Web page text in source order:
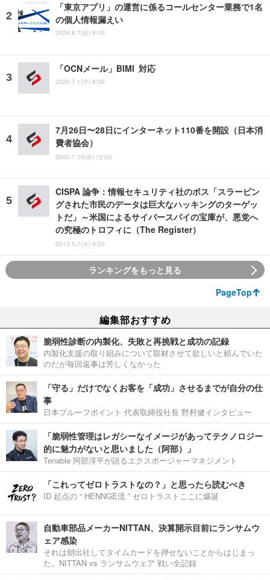
「東京アプリ」の運営に係るコールセンター業務で1名
の個人情報漏えい
2026.8.7(金) 8:05
「OCNメール」BIMI 対応
2026.7.1(水) 8:00
7月26日〜28日にインターネット110番を開設（日本消
費者協会）
2000.7.19(水) 12:00
CISPA 論争：情報セキュリティ社のボス「スラーピン
グされた市民のデータは巨大なハッキングのターゲッ
トだ」～米国によるサイバースパイの宝庫が、悪党へ
の究極のトロフィに（The Register）
2013.5.7(火) 8:30
ランキングをもっと見る
PageTop
編集部おすすめ
脆弱性診断の内製化、失敗と再挑戦と成功の記録
内製化支援の取り組みについて取材させて欲しいと頼んでいた
のだが毎回返事は芳しくなかった
「守る」だけでなくお客を「成功」させるまでが自分の仕
事
日本プルーフポイント 代表取締役社長 野村健インタビュー
「脆弱性管理はレガシーなイメージがあってテクノロジー
的に魅力がないと思いました（阿部）」
Tenable 阿部淳平が語るエクスポージャーマネジメント
「これってゼロトラストなの？」と思ったら読むべき
ID 起点の “ HENNGE流 ” ゼロトラストここに爆誕
自動車部品メーカーNITTAN、決算開示目前にランサムウ
ェア感染
それは朝出社してタイムカードを押せないことからはじまっ
た。NITTAN vs ランサムウェア 戦い全記録